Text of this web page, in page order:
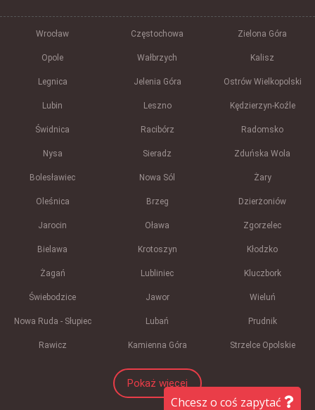
Wrocław Częstochowa Zielona Góra
Opole Wałbrzych Kalisz
Legnica Jelenia Góra Ostrów Wielkopolski
Lubin Leszno Kędzierzyn-Koźle
Świdnica Racibórz Radomsko
Nysa Sieradz Zduńska Wola
Bolesławiec Nowa Sól Żary
Oleśnica Brzeg Dzierżoniów
Jarocin Oława Zgorzelec
Bielawa Krotoszyn Kłodzko
Żagań Lubliniec Kluczbork
Świebodzice Jawor Wieluń
Nowa Ruda - Słupiec Lubań Prudnik
Rawicz Kamienna Góra Strzelce Opolskie
Pokaż więcej
Chcesz o coś zapytać